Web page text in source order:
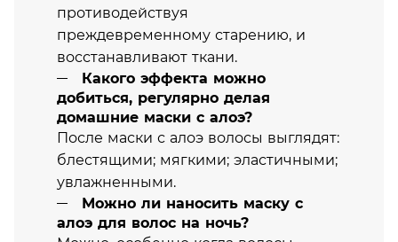
противодействуя
преждевременному старению, и
восстанавливают ткани.
Какого эффекта можно
добиться, регулярно делая
домашние маски с алоэ?
После маски с алоэ волосы выглядят:
блестящими; мягкими; эластичными;
увлажненными.
Можно ли наносить маску с
алоэ для волос на ночь?